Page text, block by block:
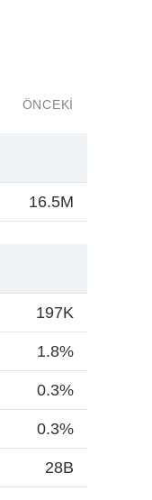
ÖNCEKI
16.5M
197K
1.8%
0.3%
0.3%
28B